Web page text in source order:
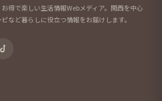
得で楽しい生活情報Webメディア。関西を中心
など暮らしに役立つ情報をお届けします。